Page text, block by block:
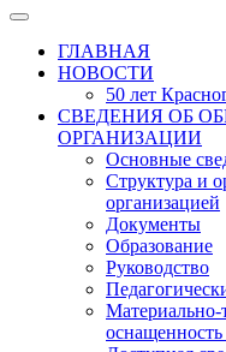
ГЛАВНАЯ
НОВОСТИ
50 лет
СВЕДЕНИЯ ОБ
ОРГАНИЗАЦИИ
Основные
Структура и
организацией
Документы
Образование
Руководство
Материально-
оснащенность